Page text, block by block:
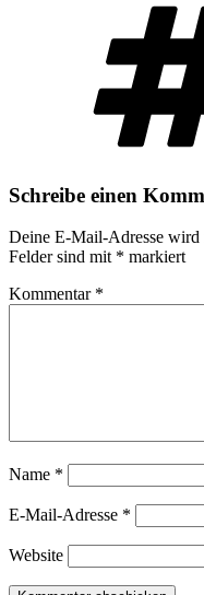
Schreibe einen
Deine E-Mail-Adresse
Felder sind mit * markiert
Kommentar *
Name *
E-Mail-Adresse *
Website